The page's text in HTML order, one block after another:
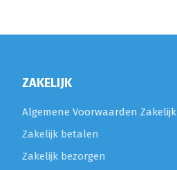
ZAKELIJK
Algemene Voorwaarden Zakelijk
Zakelijk betalen
Zakelijk bezorgen